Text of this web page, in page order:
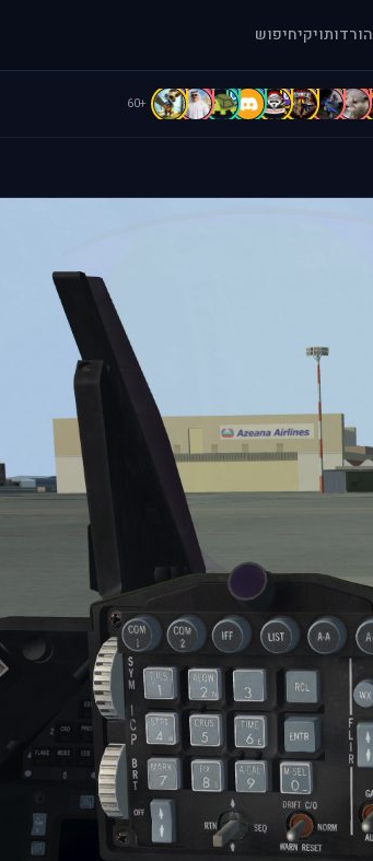
הורדותויקיחיפוש
A
A
b
b
B
C
c
C
+60